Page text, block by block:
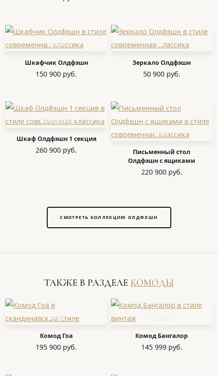
Шкафчик Олдфэшн
150 900 руб.
Зеркало Олдфэшн
50 900 руб.
Шкаф Олдфэшн 1 секция
260 900 руб.
Письменный стол
Олдфэшн с ящиками
220 900 руб.
СМОТРЕТЬ КОЛЛЕКЦИЮ ОЛДФЭШН
ТАКЖЕ В РАЗДЕЛЕ КОМОДЫ
Комод Гоа
195 900 руб.
Комод Бангалор
145 999 руб.